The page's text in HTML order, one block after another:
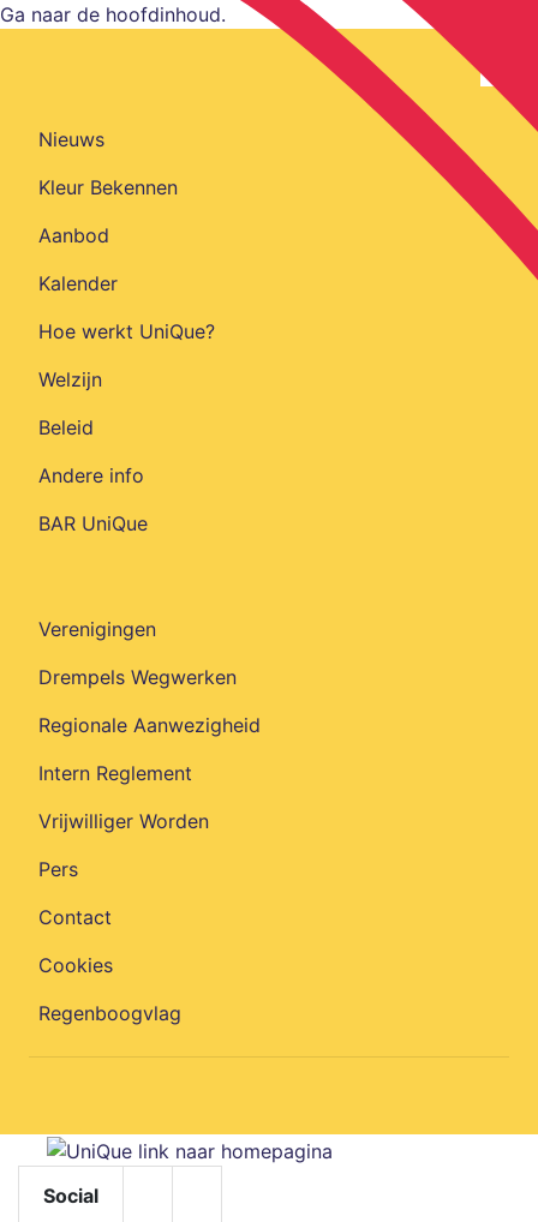
Ga naar de hoofdinhoud.
Nieuws
Kleur Bekennen
Aanbod
Kalender
Hoe werkt UniQue?
Welzijn
Beleid
Andere info
BAR UniQue
Verenigingen
Drempels Wegwerken
Regionale Aanwezigheid
Intern Reglement
Vrijwilliger Worden
Pers
Contact
Cookies
Regenboogvlag
Social